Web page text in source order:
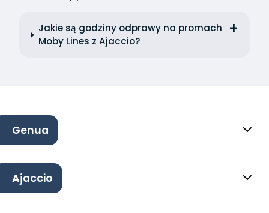
Jakie są godziny odprawy na promach
Moby Lines z Ajaccio?
Genua
Ajaccio